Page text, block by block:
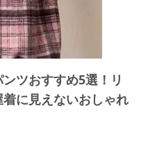
ツおすすめ5選！リ
に見えないおしゃれ